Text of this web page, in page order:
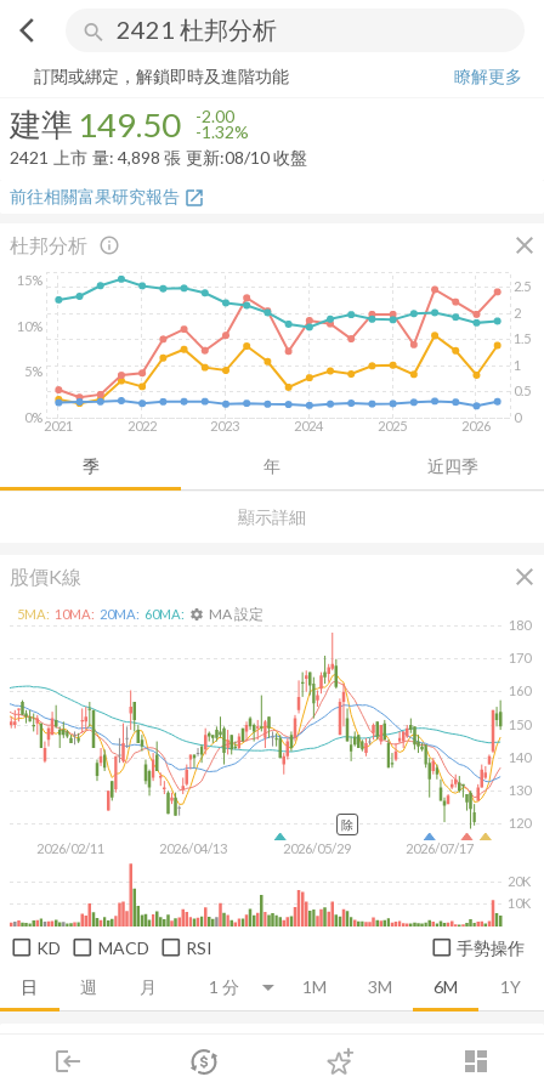
arrow_back_ios search
login dashboard
市場 登入
建準 149.50 -1.32%
訂閱或綁定，解鎖即時及進階功能
瞭解更多
建準 149.50 -2.00
-1.32%
2421
上市 量: 4,898 張 更新:08/10 收盤
前往相關富果研究報告 open_in_new
杜邦分析 close
顯示詳細
info_outline
季 年 近四季
2021 2022 2023 2024 2025 2026
0
0.5
1
1.5
2
2.5
0%
5%
10%
15%
股價K線 close
日 週 月 1M 3M 6M 1Y
2026/02/11 2026/04/13 2026/05/29 2026/07/17
120
130
140
150
160
170
180
10K
20K
5MA: 10MA: 20MA: 60MA: settings MA 設定
除
KD MACD RSI 手勢操作
推薦卡片 消息面 財務報